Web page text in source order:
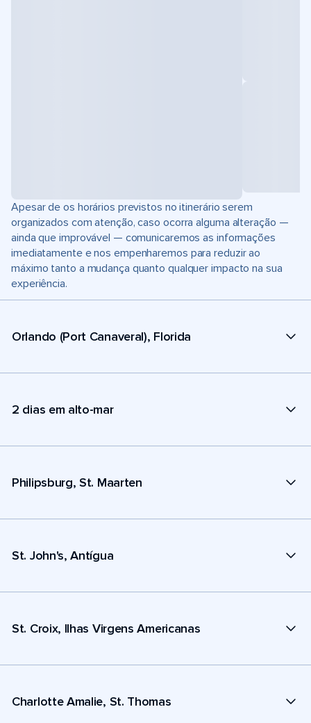
Apesar de os horários previstos no itinerário serem
organizados com atenção, caso ocorra alguma alteração —
ainda que improvável — comunicaremos as informações
imediatamente e nos empenharemos para reduzir ao
máximo tanto a mudança quanto qualquer impacto na sua
experiência.
Orlando (Port Canaveral), Florida
2 dias em alto-mar
Philipsburg, St. Maarten
St. John's, Antígua
St. Croix, Ilhas Virgens Americanas
Charlotte Amalie, St. Thomas